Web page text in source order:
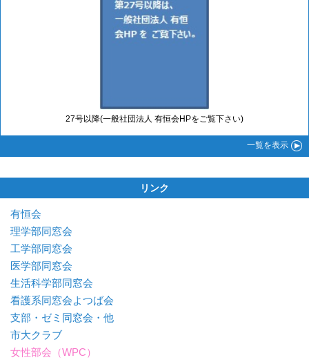
27号以降(一般社団法人 有恒会HPをご覧下さい)
一覧を表示
リンク
有恒会
理学部同窓会
工学部同窓会
医学部同窓会
生活科学部同窓会
看護系同窓会よつば会
支部・ゼミ同窓会・他
市大クラブ
女性部会（WPC）